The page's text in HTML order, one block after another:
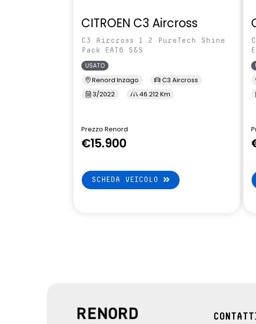
CITROEN C3 Aircross
C3 Aircross 1.2 PureTech Shine
Pack EAT6 S&S
USATO
Renord Inzago
C3 Aircross
3/2022
46.212 Km
Prezzo Renord
€15.900
SCHEDA VEICOLO